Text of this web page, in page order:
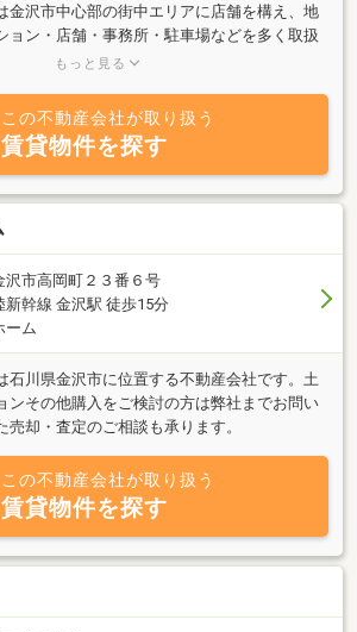
金沢市中心部の街中エリアに店舗を構え、地
ョン・店舗・事務所・駐車場などを多く取扱
市役所などの官公庁、企業の北陸拠点が多く
金沢にお住まいになる方や学生さんの一人暮
い街中エリアがおすすめです！近江町市場や
世紀美術館金沢城なども近所なので休日ライ
な金沢市中心部街中エリアのお部屋探しは当
！スタッフはみんなベテラン揃い。物件のこ
暮らしのこと、なんでもご相談ください。ま
マンションなどの物件探しや売却査定のご相
もっと見る
この不動産会社が取り扱う
賃貸物件を探す
沢市高岡町２３番６号
新幹線 金沢駅 徒歩15分
ーム
石川県金沢市に位置する不動産会社です。土
ンその他購入をご検討の方は弊社までお問い
却・査定のご相談も承ります。
この不動産会社が取り扱う
賃貸物件を探す